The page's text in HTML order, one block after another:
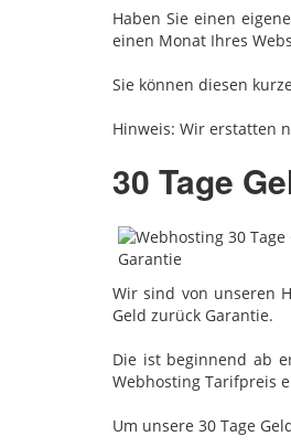
Haben Sie einen
einen Monat Ihres
Sie können diesen
Hinweis: Wir erstatten
30 Tage
Wir sind von unseren
Geld zurück Garantie.
Die ist beginnend ab
Webhosting Tarifpreis
Um unsere 30 Tage